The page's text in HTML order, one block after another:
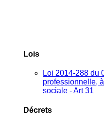
Lois
Loi 2014-288 du
professionnelle,
sociale - Art 31
Décrets